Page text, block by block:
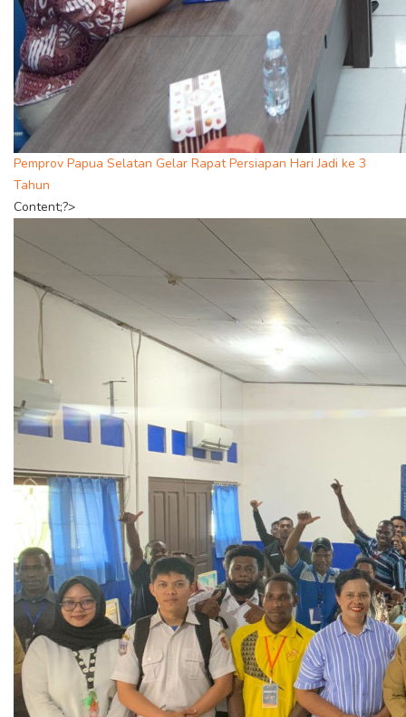
Pemprov Papua Selatan Gelar Rapat Persiapan Hari Jadi ke 3
Tahun
Content;?>